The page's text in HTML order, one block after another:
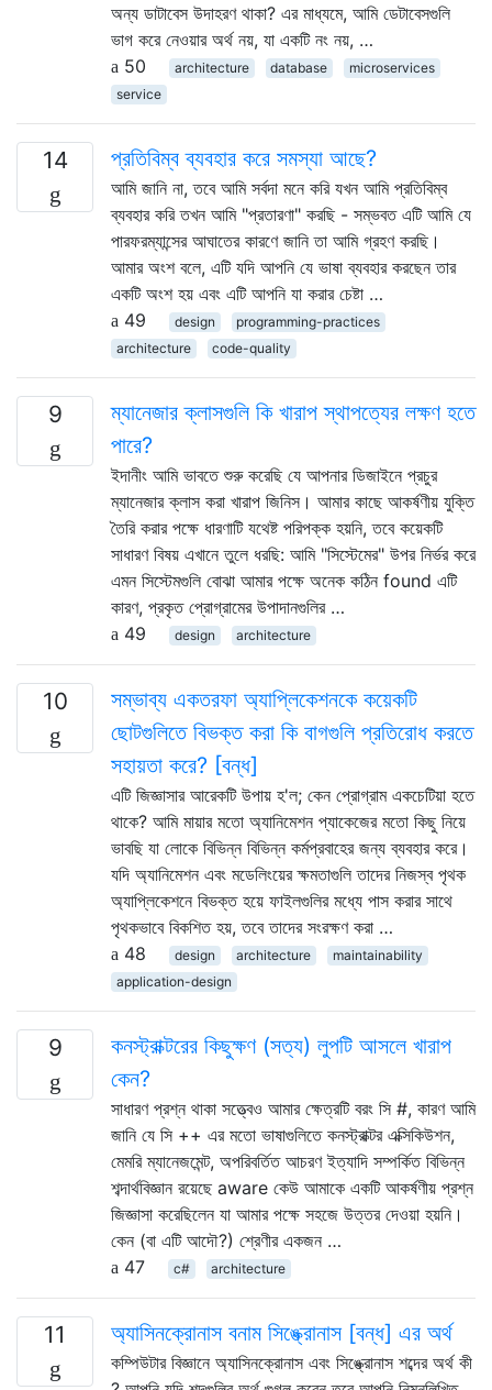
অন্য ডাটাবেস উদাহরণ থাকা? এর মাধ্যমে, আমি ডেটাবেসগুলি
ভাগ করে নেওয়ার অর্থ নয়, যা একটি নং নয়, …
50
architecture database
microservices
service
14 প্রতিবিম্ব ব্যবহার করে সমস্যা আছে?
আমি জানি না, তবে আমি সর্বদা মনে করি যখন আমি প্রতিবিম্ব
ব্যবহার করি তখন আমি "প্রতারণা" করছি - সম্ভবত এটি আমি যে
পারফরম্যান্সের আঘাতের কারণে জানি তা আমি গ্রহণ করছি।
আমার অংশ বলে, এটি যদি আপনি যে ভাষা ব্যবহার করছেন তার
একটি অংশ হয় এবং এটি আপনি যা করার চেষ্টা …
49
design
programming-practices
architecture
code-quality
9
ম্যানেজার ক্লাসগুলি কি খারাপ স্থাপত্যের লক্ষণ হতে
পারে?
ইদানীং আমি ভাবতে শুরু করেছি যে আপনার ডিজাইনে প্রচুর
ম্যানেজার ক্লাস করা খারাপ জিনিস। আমার কাছে আকর্ষণীয় যুক্তি
তৈরি করার পক্ষে ধারণাটি যথেষ্ট পরিপক্ক হয়নি, তবে কয়েকটি
সাধারণ বিষয় এখানে তুলে ধরছি: আমি "সিস্টেমের" উপর নির্ভর করে
এমন সিস্টেমগুলি বোঝা আমার পক্ষে অনেক কঠিন found এটি
কারণ, প্রকৃত প্রোগ্রামের উপাদানগুলির …
49
design architecture
10
সম্ভাব্য একতরফা অ্যাপ্লিকেশনকে কয়েকটি
ছোটগুলিতে বিভক্ত করা কি বাগগুলি প্রতিরোধ করতে
সহায়তা করে? [বন্ধ]
এটি জিজ্ঞাসার আরেকটি উপায় হ'ল; কেন প্রোগ্রাম একচেটিয়া হতে
থাকে? আমি মায়ার মতো অ্যানিমেশন প্যাকেজের মতো কিছু নিয়ে
ভাবছি যা লোকে বিভিন্ন বিভিন্ন কর্মপ্রবাহের জন্য ব্যবহার করে।
যদি অ্যানিমেশন এবং মডেলিংয়ের ক্ষমতাগুলি তাদের নিজস্ব পৃথক
অ্যাপ্লিকেশনে বিভক্ত হয়ে ফাইলগুলির মধ্যে পাস করার সাথে
পৃথকভাবে বিকশিত হয়, তবে তাদের সংরক্ষণ করা …
48
design architecture
maintainability
application-design
9
কনস্ট্রাক্টরের কিছুক্ষণ (সত্য) লুপটি আসলে খারাপ
কেন?
সাধারণ প্রশ্ন থাকা সত্ত্বেও আমার ক্ষেত্রটি বরং সি #, কারণ আমি
জানি যে সি ++ এর মতো ভাষাগুলিতে কনস্ট্রাক্টর এক্সিকিউশন,
মেমরি ম্যানেজমেন্ট, অপরিবর্তিত আচরণ ইত্যাদি সম্পর্কিত বিভিন্ন
শব্দার্থবিজ্ঞান রয়েছে aware কেউ আমাকে একটি আকর্ষণীয় প্রশ্ন
জিজ্ঞাসা করেছিলেন যা আমার পক্ষে সহজে উত্তর দেওয়া হয়নি।
কেন (বা এটি আদৌ?) শ্রেণীর একজন …
47
c# architecture
11 অ্যাসিনক্রোনাস বনাম সিঙ্ক্রোনাস [বন্ধ] এর অর্থ
কম্পিউটার বিজ্ঞানে অ্যাসিনক্রোনাস এবং সিঙ্ক্রোনাস শব্দের অর্থ কী